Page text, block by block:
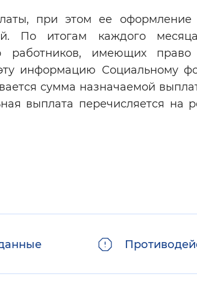
при этом ее оформление
По итогам каждого
работников, имеющих
информацию Социальному
сумма назначаемой
выплата перечисляется на